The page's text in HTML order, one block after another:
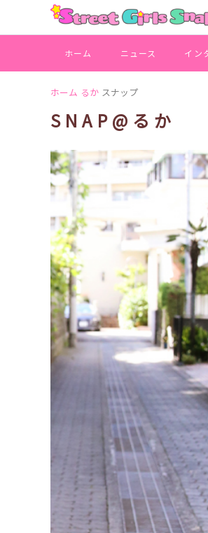
ホーム ニュース イン
ホーム るか スナップ
SNAP@るか